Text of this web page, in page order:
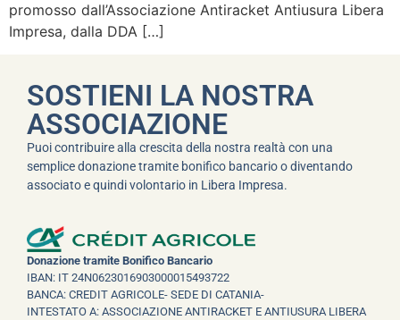
promosso dall’Associazione Antiracket Antiusura Libera
Impresa, dalla DDA […]
SOSTIENI LA NOSTRA
ASSOCIAZIONE
Puoi contribuire alla crescita della nostra realtà con una
semplice donazione tramite bonifico bancario o diventando
associato e quindi volontario in Libera Impresa.
Donazione tramite Bonifico Bancario
IBAN: IT 24N0623016903000015493722
BANCA: CREDIT AGRICOLE- SEDE DI CATANIA-
INTESTATO A: ASSOCIAZIONE ANTIRACKET E ANTIUSURA LIBERA